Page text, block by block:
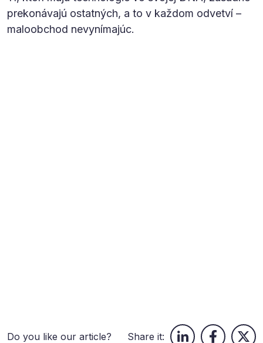
prekonávajú ostatných, a to v každom odvetví –
maloobchod nevynímajúc.
Do you like our article? Share it: